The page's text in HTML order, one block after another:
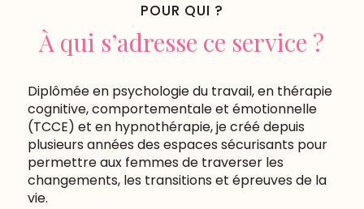
POUR QUI ?
À qui s’adresse ce service ?
Diplômée en psychologie du travail, en thérapie
cognitive, comportementale et émotionnelle
(TCCE) et en hypnothérapie, je créé depuis
plusieurs années des espaces sécurisants pour
permettre aux femmes de traverser les
changements, les transitions et épreuves de la
vie.